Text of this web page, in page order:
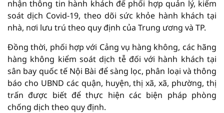
nhận thông tin hành khách để phối hợp quản lý, kiểm
soát dịch Covid-19, theo dõi sức khỏe hành khách tại
nhà, nơi lưu trú theo quy định của Trung ương và TP.
Đồng thời, phối hợp với Cảng vụ hàng không, các hãng
hàng không kiểm soát dịch tễ đối với hành khách tại
sân bay quốc tế Nội Bài để sàng lọc, phân loại và thông
báo cho UBND các quận, huyện, thị xã, xã, phường, thị
trấn được biết để thực hiện các biện pháp phòng
chống dịch theo quy định.